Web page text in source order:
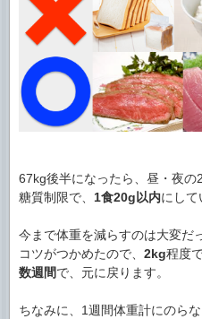
67kg後半になったら、昼・夜の
糖質制限で、 1食20g以内にして
今まで体重を減らすのは大変だ
コツがつかめたので、 2kg程度
数週間で、元に戻ります。
ちなみに、1週間体重計にのら